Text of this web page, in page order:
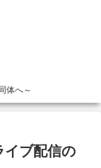
体へ～
イブ配信の